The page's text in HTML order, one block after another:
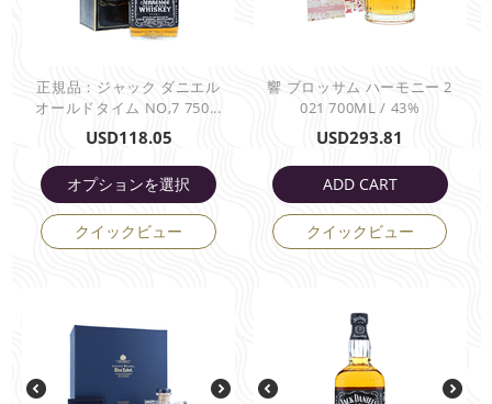
正規品：ジャック ダニエル
オールドタイム NO,7 750...
USD118.05
オプションを選択
クイックビュー
響 ブロッサム ハーモニー 2
021 700ML / 43%
USD293.81
ADD CART
クイックビュー